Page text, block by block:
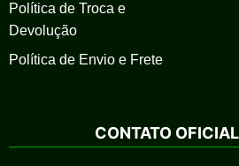
Política de Troca e
Devolução
Política de Envio e Frete
CONTATO